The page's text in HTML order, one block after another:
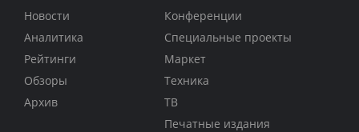
Новости
Аналитика
Рейтинги
Обзоры
Архив
Конференции
Специальные проекты
Маркет
Техника
ТВ
Печатные издания